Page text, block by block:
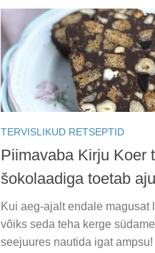
TERVISLIKUD RETSEPTID
Piimavaba Kirju Koer
šokolaadiga toetab
Kui aeg-ajalt endale magusat
võiks seda teha kerge
seejuures nautida igat